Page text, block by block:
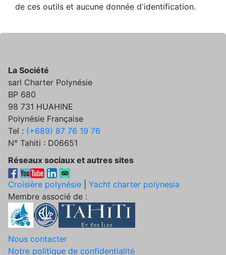
de ces outils et aucune donnée d'identification.
La Société
sarl Charter Polynésie
BP 680
98 731 HUAHINE
Polynésie Française
Tel : (+689) 87 76 19 76
N° Tahiti : D06651
Réseaux sociaux et autres sites
Croisière polynésie
Yacht charter polynesia
Membre associé de :
Nous contacter
Notre politique de confidentialité